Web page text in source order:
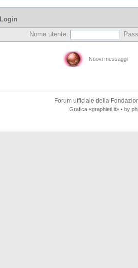
Login
Nome utente:
Nuovi messaggi
Forum ufficiale della
Grafica «graphieti.it» • by